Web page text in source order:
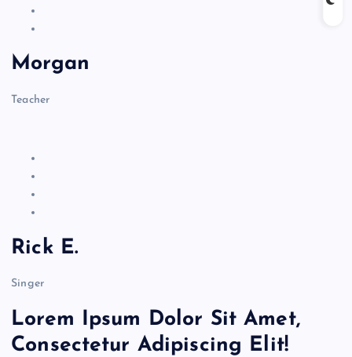
Morgan
Teacher
Rick E.
Singer
Lorem Ipsum Dolor Sit Amet,
Consectetur Adipiscing Elit!